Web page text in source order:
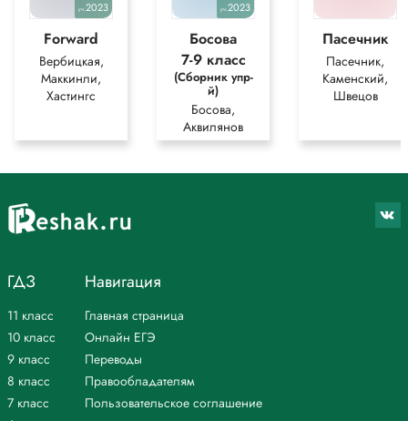
уч.2023
Forward
Вербицкая,
Маккинли,
Хастингс
уч.2023
Босова
7-9 класс
(Сборник упр-
й)
Босова,
Аквилянов
Пасечник
Пасечник,
Каменский,
Швецов
ГДЗ
11 класс
10 класс
9 класс
8 класс
7 класс
Навигация
Главная страница
Онлайн ЕГЭ
Переводы
Правообладателям
Пользовательское соглашение